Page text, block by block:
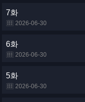
7화
2026-06-30
6화
2026-06-30
5화
2026-06-30